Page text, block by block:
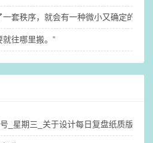
套秩序，就会有一种微小又确定的稳定
往哪里搬。”
_星期三_关于设计每日复盘纸质版笔记